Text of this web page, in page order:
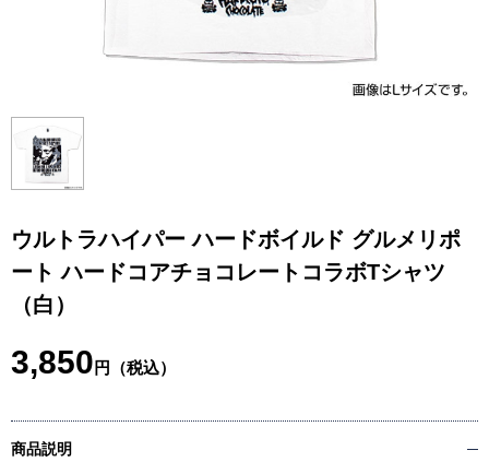
ウルトラハイパー ハードボイルド グルメリポ
ート ハードコアチョコレートコラボTシャツ
（白）
3,850 円（税込）
商品説明